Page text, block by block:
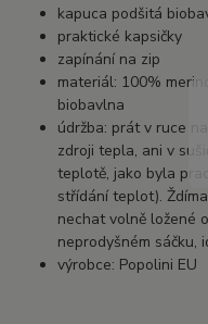
kapuca podšitá
praktické kapsičky
zapínání na zip
materiál: 100%
biobavlna
údržba: prát v ruce
zdroji tepla, ani v
teplotě, jako byla
střídání teplot).
nechat volně ložené
neprodyšném sáčku,
výrobce: Popolini EU